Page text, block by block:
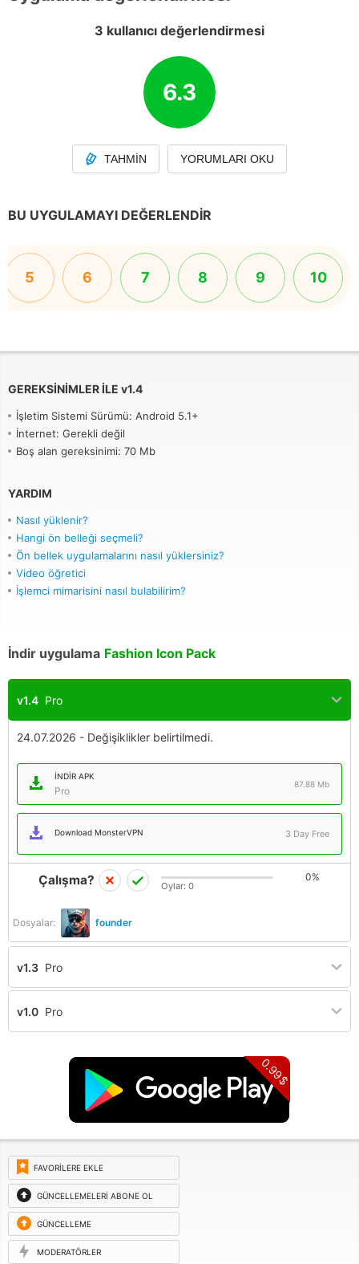
3 kullanıcı değerlendirmesi
6.3
TAHMIN YORUMLARI OKU
BU UYGULAMAYI DEĞERLENDIR
5 6 7 8 9 10
GEREKSINIMLER ILE v1.4
İşletim Sistemi Sürümü: Android 5.1+
İnternet: Gerekli değil
Boş alan gereksinimi: 70 Mb
YARDIM
Nasıl yüklenir?
Hangi ön belleği seçmeli?
Ön bellek uygulamalarını nasıl yüklersiniz?
Video öğretici
İşlemci mimarisini nasıl bulabilirim?
İndir uygulama Fashion Icon Pack
v1.4 Pro
24.07.2026 - Değişiklikler belirtilmedi.
İNDIR APK
Pro
87.88 Mb
Download MonsterVPN 3 Day Free
Dosyalar: founder
Çalışma? 0%
Oylar: 0
v1.3 Pro
v1.0 Pro
0.99$
FAVORILERE EKLE
GÜNCELLEMELERI ABONE OL
GÜNCELLEME
ISTEĞI
MODERATÖRLER